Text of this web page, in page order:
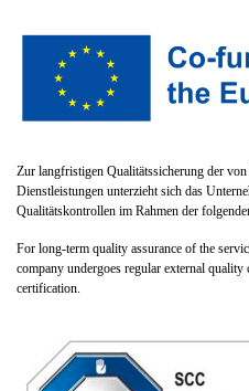
Zur langfristigen Qualitätssicherung der
Dienstleistungen unterzieht sich das
Qualitätskontrollen im Rahmen der
For long-term quality assurance of the
company undergoes regular external
certification.